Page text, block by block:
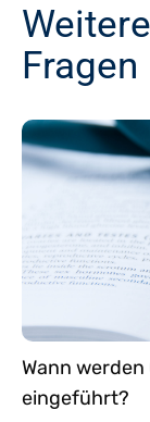
Fragen
Wann
eingeführt?